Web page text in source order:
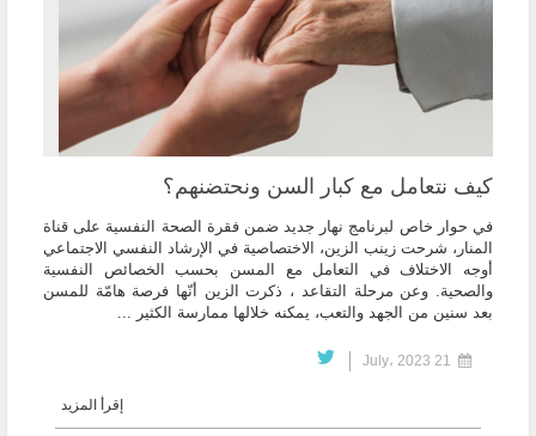
كيف نتعامل مع كبار السن ونحتضنهم؟
في حوار خاص لبرنامج نهار جديد ضمن فقرة الصحة النفسية على قناة
المنار، شرحت زينب الزين، الاختصاصية في الإرشاد النفسي الاجتماعي
أوجه الاختلاف في التعامل مع المسن بحسب الخصائص النفسية
والصحية. وعن مرحلة التقاعد ، ذكرت الزين أنّها فرصة هامّة للمسن
بعد سنين من الجهد والتعب، يمكنه خلالها ممارسة الكثير ...
إقرأ المزيد